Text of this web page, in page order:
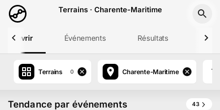
Aller au contenu principal
Terrains · Charente-Maritime
Événements Résultats
Terrains 0 Charente-Maritime
Tendance par événements 43